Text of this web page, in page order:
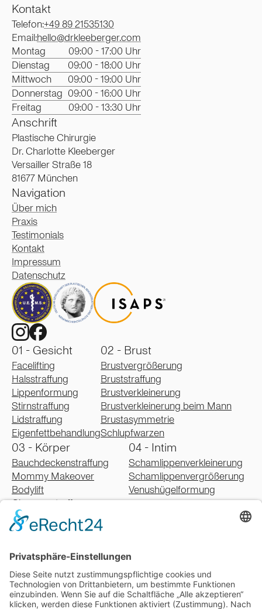
Kontakt
Telefon:+49 89 21535130
Email:hello@drkleeberger.com
Montag
09:00 - 17:00 Uhr
Dienstag
09:00 - 18:00 Uhr
Mittwoch
09:00 - 19:00 Uhr
Donnerstag 09:00 - 16:00 Uhr
Freitag
09:00 - 13:30 Uhr
Anschrift
Plastische Chirurgie
Dr. Charlotte Kleeberger
Versailler Straße 18
81677 München
Navigation
Über mich
Praxis
Testimonials
Kontakt
Impressum
Datenschutz
01 - Gesicht
Facelifting
Halsstraffung
Lippenformung
Stirnstraffung
Lidstraffung
Eigenfettbehandlung
02 - Brust
Brustvergrößerung
Bruststraffung
Brustverkleinerung
Brustverkleinerung beim Mann
Brustasymmetrie
Schlupfwarzen
03 - Körper
Bauchdeckenstraffung
Mommy Makeover
Bodylift
Oberarmstraffung
Oberschenkelstraffung
Gesäßstraffung
Lipödem
Schweißdrüsenbehandlung
Narbenbehandlung
04 - Intim
Schamlippenverkleinerung
Schamlippenvergrößerung
Venushügelformung
05 - Falten